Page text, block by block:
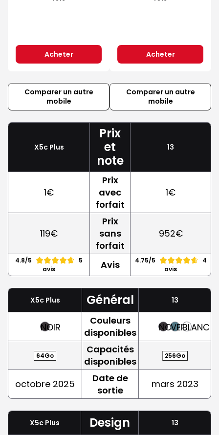
Acheter Acheter
Comparer un autre
mobile
Comparer un autre
mobile
X5c Plus
Prix
et
note
13
1€
Prix
avec
forfait
1€
119€
Prix
sans
forfait
952€
4.8/5
5
avis
Avis 4.75/5
4
avis
X5c Plus Général 13
NOIR
Couleurs
disponibles
NOIRVERTBLANC
64Go
Capacités
disponibles
256Go
octobre 2025
Date de
sortie
mars 2023
X5c Plus Design 13